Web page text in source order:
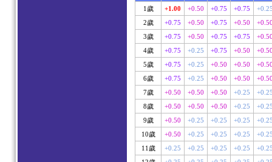
1歲 +1.00 +0.50 +0.75 +0.75
2歲
+0.75 +0.50 +0.75 +0.50
3歲
+0.75 +0.50 +0.75 +0.75
4歲
+0.75 +0.25 +0.75 +0.50
5歲
+0.75 +0.25 +0.50 +0.50
6歲
+0.75 +0.25 +0.50 +0.50
7歲
+0.50 +0.50 +0.50 +0.25
8歲
+0.50 +0.50 +0.50 +0.25
9歲
+0.50 +0.25 +0.25 +0.25
10歲
+0.50 +0.25 +0.25 +0.25
11歲
+0.25 +0.25 +0.25 +0.25